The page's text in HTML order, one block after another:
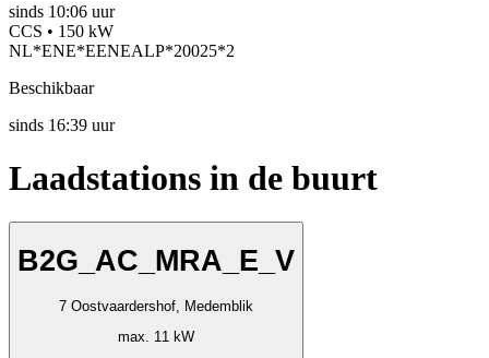
sinds 10:06 uur
CCS • 150 kW
NL*ENE*EENEALP*20025*2
Beschikbaar
sinds 16:39 uur
Laadstations in de buurt
B2G_AC_MRA_E_V
7 Oostvaardershof, Medemblik
max. 11 kW